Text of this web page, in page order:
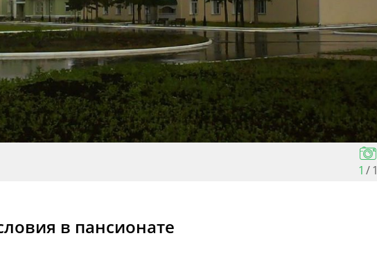
1 /1
в пансионате